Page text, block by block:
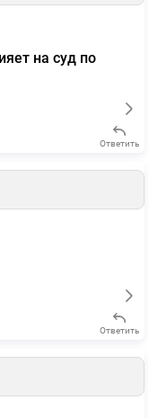
на суд по
Ответить
Ответить